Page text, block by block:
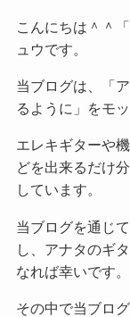
こんにちは＾＾
ュウです。
当ブログは、「
るように」をモ
エレキギターや
どを出来るだけ
しています。
当ブログを通じ
し、アナタのギ
なれば幸いです。
その中で当ブロ